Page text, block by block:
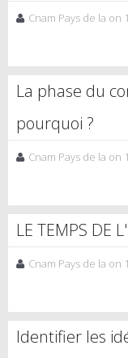
Cnam Pays de la on
La phase du
pourquoi ?
Cnam Pays de la on
LE TEMPS DE
Cnam Pays de la on
Identifier les